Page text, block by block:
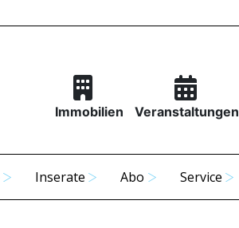
Immobilien Veranstaltungen
Inserate Abo Service